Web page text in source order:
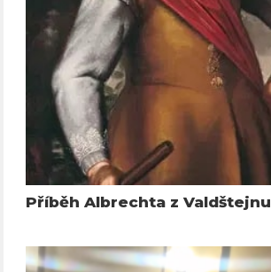
Příběh Albrechta z Valdštejnu